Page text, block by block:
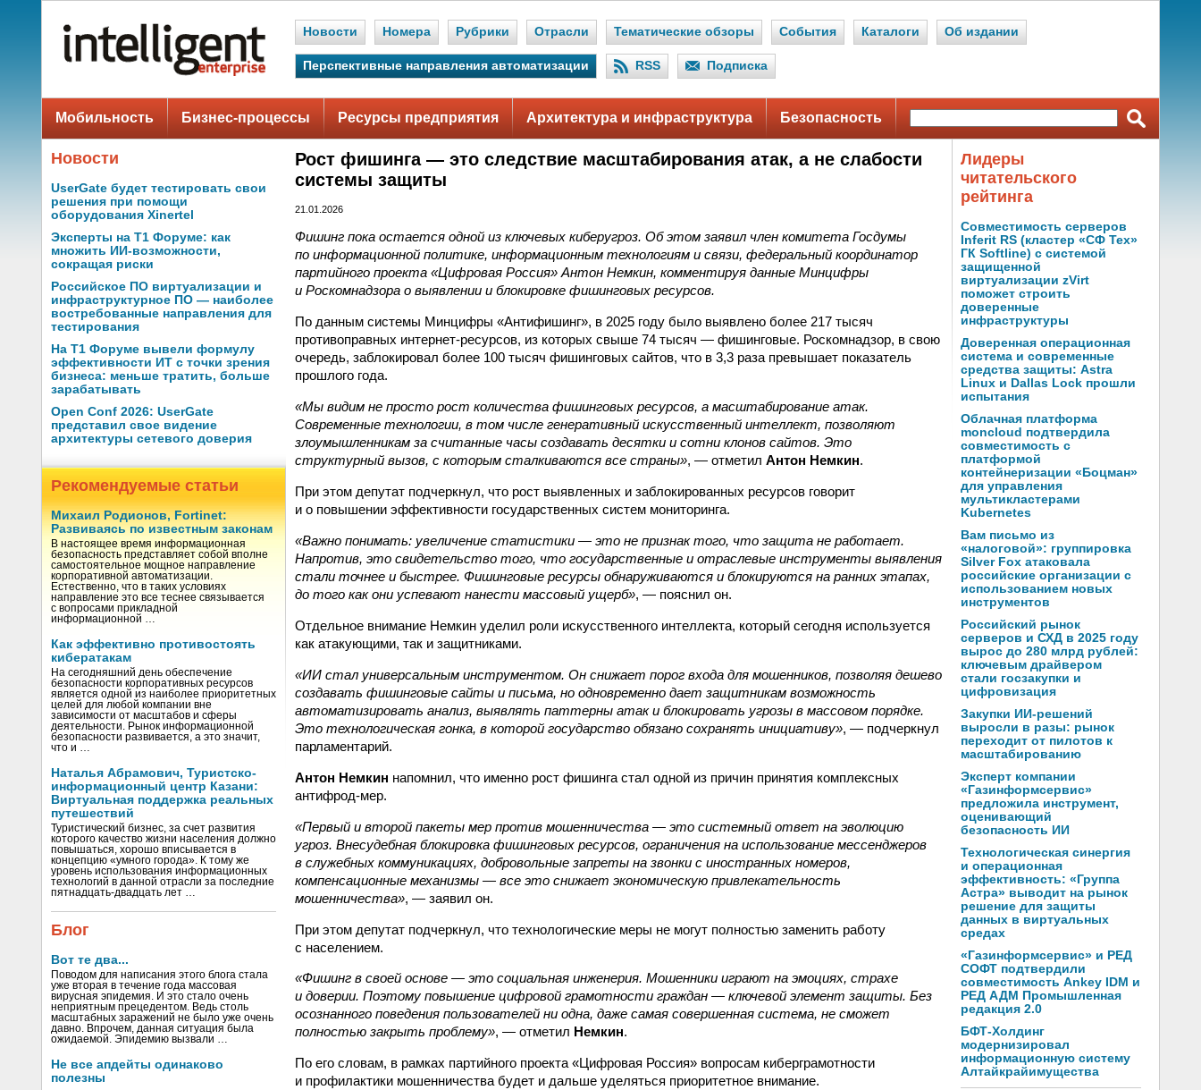
Новости Номера Рубрики Отрасли Тематические обзоры События Каталоги Об издании
Перспективные направления автоматизации RSS Подписка
Мобильность Бизнес-процессы Ресурсы предприятия Архитектура и инфраструктура Безопасность
Новости
UserGate будет тестировать свои
решения при помощи
оборудования Xinertel
Эксперты на Т1 Форуме: как
множить ИИ-возможности,
сокращая риски
Российское ПО виртуализации и
инфраструктурное ПО — наиболее
востребованные направления для
тестирования
На Т1 Форуме вывели формулу
эффективности ИТ с точки зрения
бизнеса: меньше тратить, больше
зарабатывать
Open Conf 2026: UserGate
представил свое видение
архитектуры сетевого доверия
Рекомендуемые статьи
Михаил Родионов, Fortinet:
Развиваясь по известным законам
В настоящее время информационная
безопасность представляет собой вполне
самостоятельное мощное направление
корпоративной автоматизации.
Естественно, что в таких условиях
направление это все теснее связывается
с вопросами прикладной
информационной …
Как эффективно противостоять
кибератакам
На сегодняшний день обеспечение
безопасности корпоративных ресурсов
является одной из наиболее приоритетных
целей для любой компании вне
зависимости от масштабов и сферы
деятельности. Рынок информационной
безопасности развивается, а это значит,
что и …
Наталья Абрамович, Туристско-
информационный центр Казани:
Виртуальная поддержка реальных
путешествий
Туристический бизнес, за счет развития
которого качество жизни населения должно
повышаться, хорошо вписывается в
концепцию «умного города». К тому же
уровень использования информационных
технологий в данной отрасли за последние
пятнадцать-двадцать лет …
Блог
Вот те два...
Поводом для написания этого блога стала
уже вторая в течение года массовая
вирусная эпидемия. И это стало очень
неприятным прецедентом. Ведь столь
масштабных заражений не было уже очень
давно. Впрочем, данная ситуация была
ожидаемой. Эпидемию вызвали …
Не все апдейты одинаково
полезны
Рост фишинга — это следствие масштабирования атак, а не слабости
системы защиты
21.01.2026
Фишинг пока остается одной из ключевых киберугроз. Об этом заявил член комитета Госдумы
по информационной политике, информационным технологиям и связи, федеральный координатор
партийного проекта «Цифровая Россия» Антон Немкин, комментируя данные Минцифры
и Роскомнадзора о выявлении и блокировке фишинговых ресурсов.
По данным системы Минцифры «Антифишинг», в 2025 году было выявлено более 217 тысяч
противоправных интернет-ресурсов, из которых свыше 74 тысяч — фишинговые. Роскомнадзор, в свою
очередь, заблокировал более 100 тысяч фишинговых сайтов, что в 3,3 раза превышает показатель
прошлого года.
«Мы видим не просто рост количества фишинговых ресурсов, а масштабирование атак.
Современные технологии, в том числе генеративный искусственный интеллект, позволяют
злоумышленникам за считанные часы создавать десятки и сотни клонов сайтов. Это
структурный вызов, с которым сталкиваются все страны», — отметил Антон Немкин.
При этом депутат подчеркнул, что рост выявленных и заблокированных ресурсов говорит
и о повышении эффективности государственных систем мониторинга.
«Важно понимать: увеличение статистики — это не признак того, что защита не работает.
Напротив, это свидетельство того, что государственные и отраслевые инструменты выявления
стали точнее и быстрее. Фишинговые ресурсы обнаруживаются и блокируются на ранних этапах,
до того как они успевают нанести массовый ущерб», — пояснил он.
Отдельное внимание Немкин уделил роли искусственного интеллекта, который сегодня используется
как атакующими, так и защитниками.
«ИИ стал универсальным инструментом. Он снижает порог входа для мошенников, позволяя дешево
создавать фишинговые сайты и письма, но одновременно дает защитникам возможность
автоматизировать анализ, выявлять паттерны атак и блокировать угрозы в массовом порядке.
Это технологическая гонка, в которой государство обязано сохранять инициативу», — подчеркнул
парламентарий.
Антон Немкин напомнил, что именно рост фишинга стал одной из причин принятия комплексных
антифрод-мер.
«Первый и второй пакеты мер против мошенничества — это системный ответ на эволюцию
угроз. Внесудебная блокировка фишинговых ресурсов, ограничения на использование мессенджеров
в служебных коммуникациях, добровольные запреты на звонки с иностранных номеров,
компенсационные механизмы — все это снижает экономическую привлекательность
мошенничества», — заявил он.
При этом депутат подчеркнул, что технологические меры не могут полностью заменить работу
с населением.
«Фишинг в своей основе — это социальная инженерия. Мошенники играют на эмоциях, страхе
и доверии. Поэтому повышение цифровой грамотности граждан — ключевой элемент защиты. Без
осознанного поведения пользователей ни одна, даже самая совершенная система, не сможет
полностью закрыть проблему», — отметил Немкин.
По его словам, в рамках партийного проекта «Цифровая Россия» вопросам киберграмотности
и профилактики мошенничества будет и дальше уделяться приоритетное внимание.
Лидеры
читательского
рейтинга
Совместимость серверов
Inferit RS (кластер «СФ Тех»
ГК Softline) с системой
защищенной
виртуализации zVirt
поможет строить
доверенные
инфраструктуры
Доверенная операционная
система и современные
средства защиты: Astra
Linux и Dallas Lock прошли
испытания
Облачная платформа
moncloud подтвердила
совместимость с
платформой
контейнеризации «Боцман»
для управления
мультикластерами
Kubernetes
Вам письмо из
«налоговой»: группировка
Silver Fox атаковала
российские организации с
использованием новых
инструментов
Российский рынок
серверов и СХД в 2025 году
вырос до 280 млрд рублей:
ключевым драйвером
стали госзакупки и
цифровизация
Закупки ИИ-решений
выросли в разы: рынок
переходит от пилотов к
масштабированию
Эксперт компании
«Газинформсервис»
предложила инструмент,
оценивающий
безопасность ИИ
Технологическая синергия
и операционная
эффективность: «Группа
Астра» выводит на рынок
решение для защиты
данных в виртуальных
средах
«Газинформсервис» и РЕД
СОФТ подтвердили
совместимость Ankey IDM и
РЕД АДМ Промышленная
редакция 2.0
БФТ-Холдинг
модернизировал
информационную систему
Алтайкрайимущества